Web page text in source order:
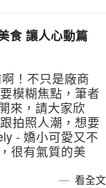
食 讓人心動篇
！不只是廠商
模糊焦點，筆者
來，請大家欣
拍照人潮，想要
- 嬌小可愛又不
很有氣質的美
看全文